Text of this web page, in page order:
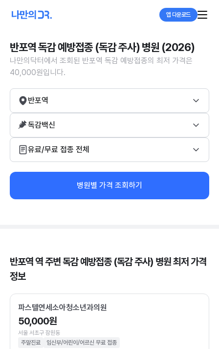
앱 다운로드
반포역 독감 예방접종 (독감 주사) 병원 (2026)
나만의닥터에서 조회된 반포역 독감 예방접종의 최저 가격은
40,000원입니다.
반포역
독감백신
유료/무료 접종 전체
병원별 가격 조회하기
반포역 역 주변 독감 예방접종 (독감 주사) 병원 최저 가격
정보
파스텔연세소아청소년과의원
50,000원
서울 서초구 잠원동
주말진료
임신부/어린이/어르신 무료 접종